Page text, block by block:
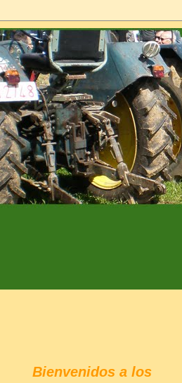
Bienvenidos a los